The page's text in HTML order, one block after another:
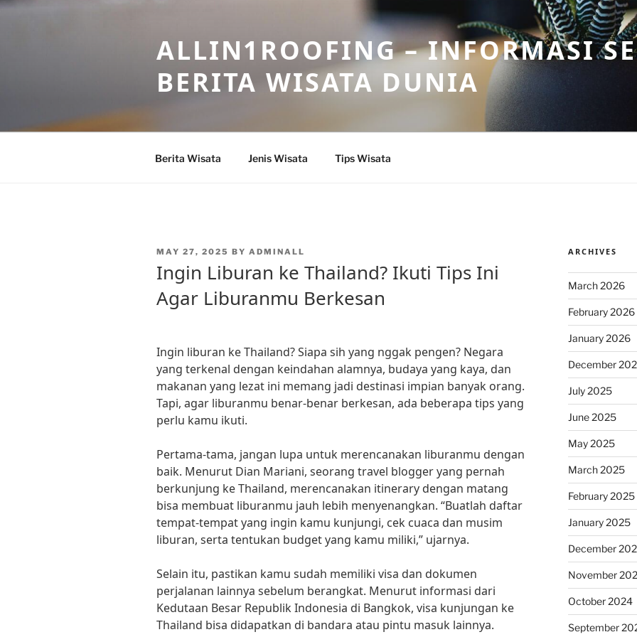
Skip
ALLIN1ROOFING – INFORMASI
BERITA WISATA DUNIA
Berita Wisata Jenis Wisata Tips Wisata
POSTED
MAY 27, 2025 BY ADMINALL
Ingin Liburan ke Thailand? Ikuti Tips Ini
Agar Liburanmu Berkesan
Ingin liburan ke Thailand? Siapa sih yang nggak pengen? Negara
yang terkenal dengan keindahan alamnya, budaya yang kaya, dan
makanan yang lezat ini memang jadi destinasi impian banyak orang.
Tapi, agar liburanmu benar-benar berkesan, ada beberapa tips yang
perlu kamu ikuti.
Pertama-tama, jangan lupa untuk merencanakan liburanmu dengan
baik. Menurut Dian Mariani, seorang travel blogger yang pernah
berkunjung ke Thailand, merencanakan itinerary dengan matang
bisa membuat liburanmu jauh lebih menyenangkan. “Buatlah daftar
tempat-tempat yang ingin kamu kunjungi, cek cuaca dan musim
liburan, serta tentukan budget yang kamu miliki,” ujarnya.
Selain itu, pastikan kamu sudah memiliki visa dan dokumen
perjalanan lainnya sebelum berangkat. Menurut informasi dari
Kedutaan Besar Republik Indonesia di Bangkok, visa kunjungan ke
Thailand bisa didapatkan di bandara atau pintu masuk lainnya.
ARCHIVES
March 2026
February 2026
January 2026
December
July 2025
June 2025
May 2025
March 2025
February 2025
January 2025
December
November
October 2024
September